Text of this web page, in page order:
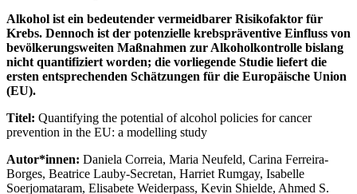
Alkohol ist ein bedeutender vermeidbarer Risikofaktor für
Krebs. Dennoch ist der potenzielle krebspräventive Einfluss von
bevölkerungsweiten Maßnahmen zur Alkoholkontrolle bislang
nicht quantifiziert worden; die vorliegende Studie liefert die
ersten entsprechenden Schätzungen für die Europäische Union
(EU).
Titel: Quantifying the potential of alcohol policies for cancer
prevention in the EU: a modelling study
Autor*innen: Daniela Correia, Maria Neufeld, Carina Ferreira-
Borges, Beatrice Lauby-Secretan, Harriet Rumgay, Isabelle
Soerjomataram, Elisabete Weiderpass, Kevin Shielde, Ahmed S.